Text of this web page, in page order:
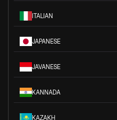
ITALIAN
JAPANESE
JAVANESE
KANNADA
KAZAKH